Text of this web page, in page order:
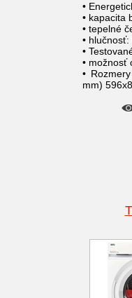
•
• kapacita
• tepelné
• hlučnosť:
•
• možnosť
•
mm)